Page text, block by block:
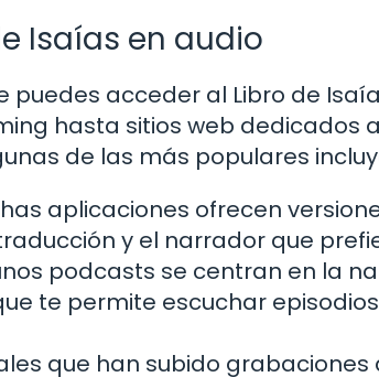
Isaías en audio
puedes acceder al Libro de
hasta sitios web dedicados
de las más populares
aplicaciones ofrecen
y el narrador que
podcasts se centran en la
te permite escuchar
que han subido grabaciones